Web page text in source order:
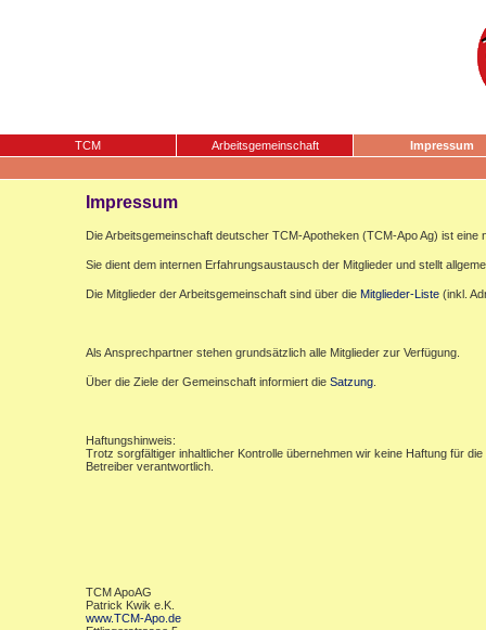
TCM Arbeitsgemeinschaft Impressum
Impressum
Die Arbeitsgemeinschaft deutscher TCM-Apotheken (TCM-Apo Ag) ist eine
Sie dient dem internen Erfahrungsaustausch der Mitglieder und stellt
Die Mitglieder der Arbeitsgemeinschaft sind über die Mitglieder-Liste (inkl.
Als Ansprechpartner stehen grundsätzlich alle Mitglieder zur Verfügung.
Über die Ziele der Gemeinschaft informiert die Satzung
Haftungshinweis:
Trotz sorgfältiger inhaltlicher Kontrolle übernehmen wir keine Haftung für
Betreiber verantwortlich.
TCM ApoAG
Patrick Kwik e.K.
www.TCM-Apo.de